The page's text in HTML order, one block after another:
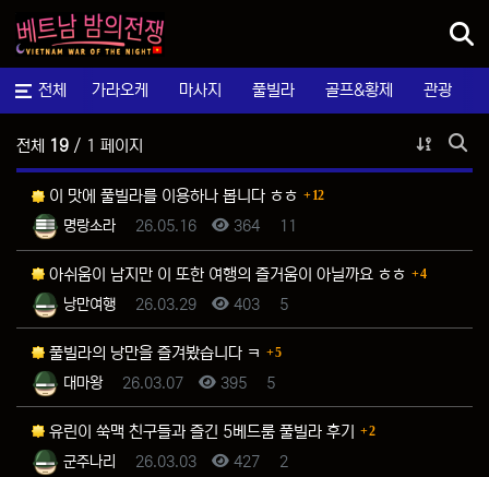
전체 메뉴가라오케 마사지 풀빌라 골프&황제 관광
풀빌라후기
전체 19 / 1 페이지
게시물
게시
이 맛에 풀빌라를 이용하나 봅니다 ㅎㅎ 댓글
12
등록자명랑소라 등록일
26.05.16 조회
364 추천
11
아쉬움이 남지만 이 또한 여행의 즐거움이 아닐까요 ㅎㅎ 댓글
4
등록자낭만여행 등록일
26.03.29 조회
403 추천
5
풀빌라의 낭만을 즐겨봤습니다 ㅋ 댓글
5
등록자대마왕 등록일
26.03.07 조회
395 추천
5
유린이 쑥맥 친구들과 즐긴 5베드룸 풀빌라 후기 댓글
2
등록자군주나리 등록일
26.03.03 조회
427 추천
2